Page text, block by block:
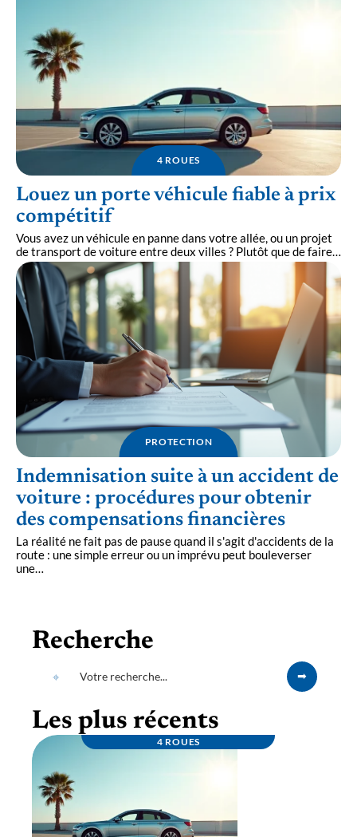
4 ROUES
Louez un porte véhicule fiable à prix
compétitif
Vous avez un véhicule en panne dans votre allée, ou un projet
de transport de voiture entre deux villes ? Plutôt que de faire…
PROTECTION
Indemnisation suite à un accident de
voiture : procédures pour obtenir
des compensations financières
La réalité ne fait pas de pause quand il s'agit d'accidents de la
route : une simple erreur ou un imprévu peut bouleverser
une…
Recherche
Les plus récents
4 ROUES